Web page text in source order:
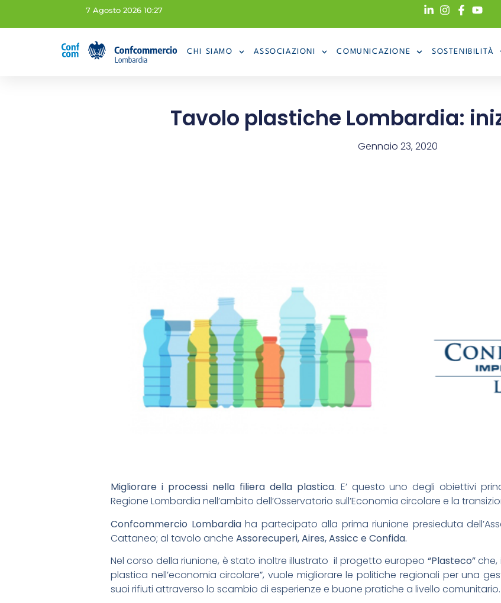
7 Agosto 2026 10:27
CHI SIAMO ASSOCIAZIONI COMUNICAZIONE SOSTENIBILITÀ
Tavolo plastiche Lombardia:
Gennaio 23, 2020
Migliorare i processi nella filiera della plastica. E’ questo uno degli obiettivi
Regione Lombardia nell’ambito dell’Osservatorio sull’Economia circolare e la
Confcommercio Lombardiaha partecipato alla prima riunione presieduta
Cattaneo; al tavolo anche Assorecuperi, Aires, Assicc e Confida.
Nel corso della riunione, è stato inoltre illustrato il progetto europeo “Plasteco”che,
plastica nell’economia circolare”, vuole migliorare le politiche regionali per una
suoi rifiuti attraverso lo scambio di esperienze e buone pratiche a livello comunitario.